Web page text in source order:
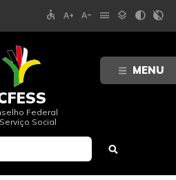
MENU
accessible text_increase text_decrease menu layers contrast contrast_rtl_off
Federal
Social